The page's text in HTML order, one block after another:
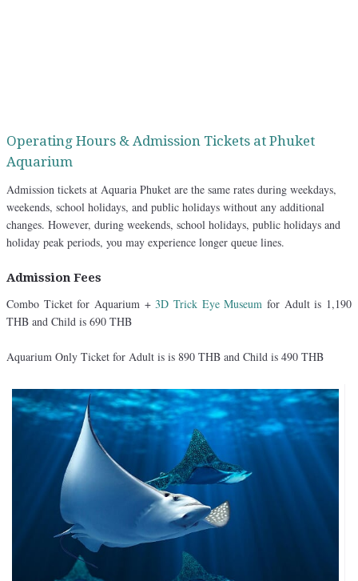
Operating Hours & Admission Tickets at Phuket
Aquarium
Admission tickets at Aquaria Phuket are the same rates during weekdays,
weekends, school holidays, and public holidays without any additional
changes. However, during weekends, school holidays, public holidays and
holiday peak periods, you may experience longer queue lines.
Admission Fees
Combo Ticket for Aquarium +3D Trick Eye Museum for Adult is 1,190
THB and Child is 690 THB
Aquarium Only Ticket for Adult is is 890 THB and Child is 490 THB